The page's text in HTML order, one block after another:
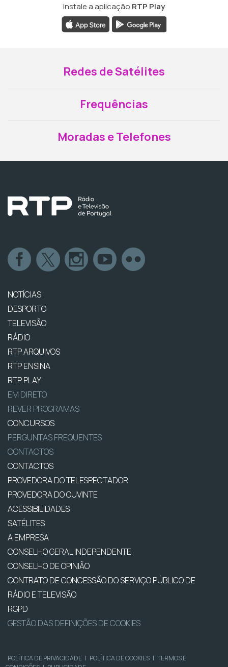
Instale a aplicação RTP Play
Redes de Satélites
Frequências
Moradas e Telefones
NOTÍCIAS
DESPORTO
TELEVISÃO
RÁDIO
RTP ARQUIVOS
RTP ENSINA
RTP PLAY
EM DIRETO
REVER PROGRAMAS
CONCURSOS
PERGUNTAS FREQUENTES
CONTACTOS
CONTACTOS
PROVEDORA DO TELESPECTADOR
PROVEDORA DO OUVINTE
ACESSIBILIDADES
SATÉLITES
A EMPRESA
CONSELHO GERAL INDEPENDENTE
CONSELHO DE OPINIÃO
CONTRATO DE CONCESSÃO DO SERVIÇO PÚBLICO DE
RÁDIO E TELEVISÃO
RGPD
GESTÃO DAS DEFINIÇÕES DE COOKIES
POLÍTICA DE PRIVACIDADE | POLÍTICA DE COOKIES | TERMOS E